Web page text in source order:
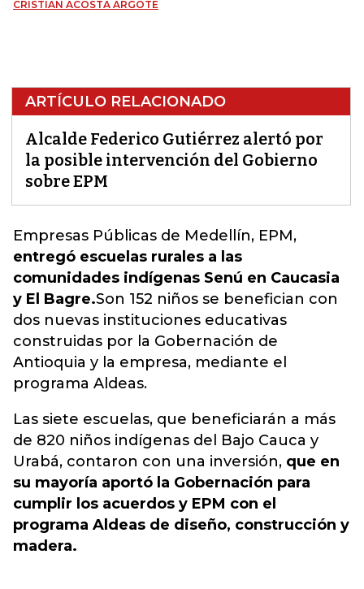
CRISTIAN ACOSTA ARGOTE
ARTÍCULO RELACIONADO
Alcalde Federico Gutiérrez alertó por
la posible intervención del Gobierno
sobre EPM
Empresas Públicas de Medellín, EPM,
entregó escuelas rurales a las
comunidades indígenas Senú en Caucasia
y El Bagre.Son 152 niños se benefician con
dos nuevas instituciones educativas
construidas por la Gobernación de
Antioquia y la empresa, mediante el
programa Aldeas.
Las siete escuelas, que beneficiarán a más
de 820 niños indígenas del Bajo Cauca y
Urabá, contaron con una inversión, que en
su mayoría aportó la Gobernación para
cumplir los acuerdos y EPM con el
programa Aldeas de diseño, construcción y
madera.